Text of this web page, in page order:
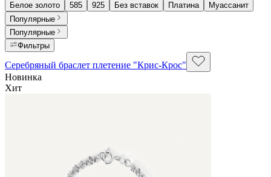
Белое золото
585 925 Без вставок Платина
Муассанит
Популярные
Популярные
Фильтры
Серебряный браслет плетение "Крис-Крос"
Новинка
Хит